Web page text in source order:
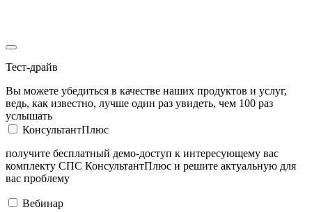
Тест-драйв
Вы можете убедиться в качестве наших продуктов и услуг,
ведь, как известно, лучше один раз увидеть, чем 100 раз
услышать
КонсультантПлюс
получите бесплатный демо-доступ к интересующему вас
комплекту СПС КонсультантПлюс и решите актуальную для
вас проблему
Вебинар